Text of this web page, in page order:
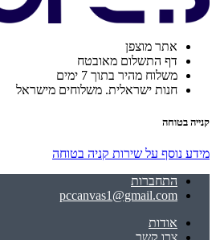
אתר מוצפן
דף התשלום מאובטח
משלוח מהיר בתוך 7 ימים
חנות ישראלית. משלוחים מישראל
קנייה בטוחה
מידע נוסף על שירות קניה בטוחה
התחברות
pccanvas1@gmail.com
אודות
צרו קשר